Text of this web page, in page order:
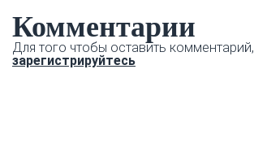
Комментарии
Для того чтобы оставить комментарий,
зарегистрируйтесь